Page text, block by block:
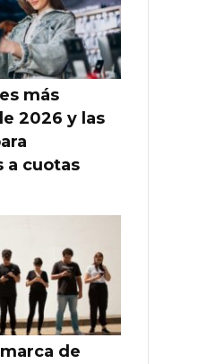
más
2026 y las
a cuotas
de